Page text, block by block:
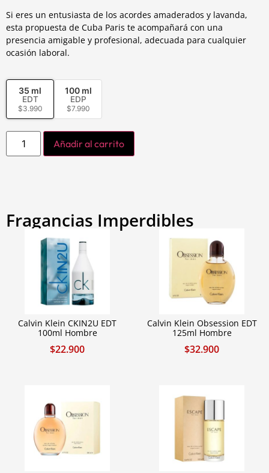
Si eres un entusiasta de los acordes amaderados y lavanda,
esta propuesta de Cuba Paris te acompañará con una
presencia amigable y profesional, adecuada para cualquier
ocasión laboral.
35 ml
EDT
$3.990
100 ml
EDP
$7.990
Añadir al carrito
Fragancias Imperdibles
Calvin Klein CKIN2U EDT
100ml Hombre
$22.900
Calvin Klein Obsession EDT
125ml Hombre
$32.900